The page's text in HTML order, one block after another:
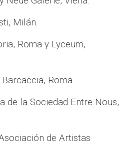
Milán.
Roma y Lyceum,
Roma.
de la Sociedad Entre Nous,
de Artistas